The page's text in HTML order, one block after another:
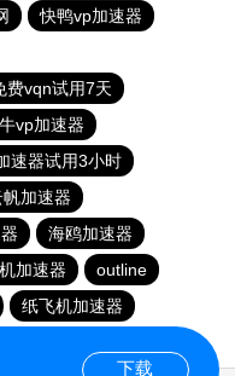
快鸭vp加速器
费vqn试用7天
vp加速器
速器试用3小时
帆加速器
海鸥加速器
加速器
outline
纸飞机加速器
下载